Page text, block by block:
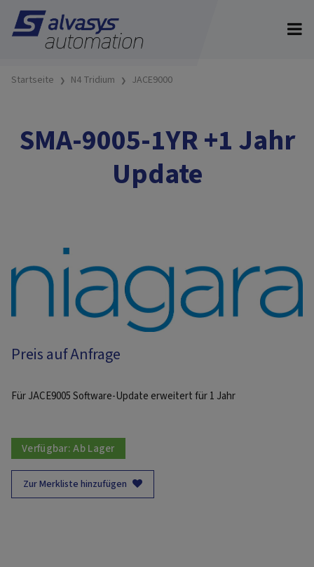
Startseite N4 Tridium JACE9000
SMA-9005-1YR +1 Jahr
Update
Preis auf Anfrage
Für JACE9005 Software-Update erweitert für 1 Jahr
Verfügbar:Ab Lager
Zur Merkliste hinzufügen